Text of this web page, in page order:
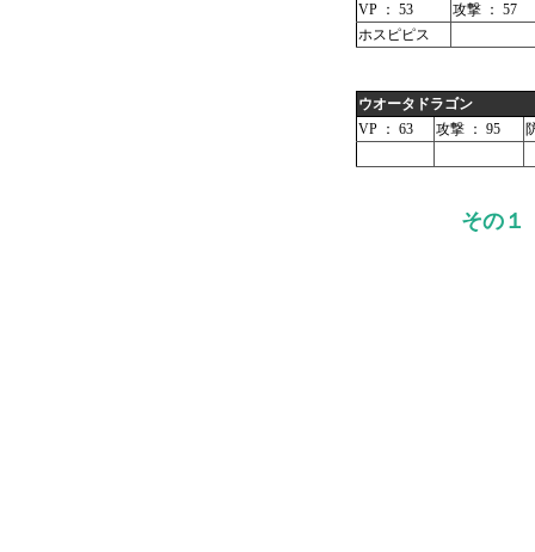
VP ： 53
攻撃 ： 57
ホスピピス
ウオータドラゴン
VP ： 63
攻撃 ： 95
その１